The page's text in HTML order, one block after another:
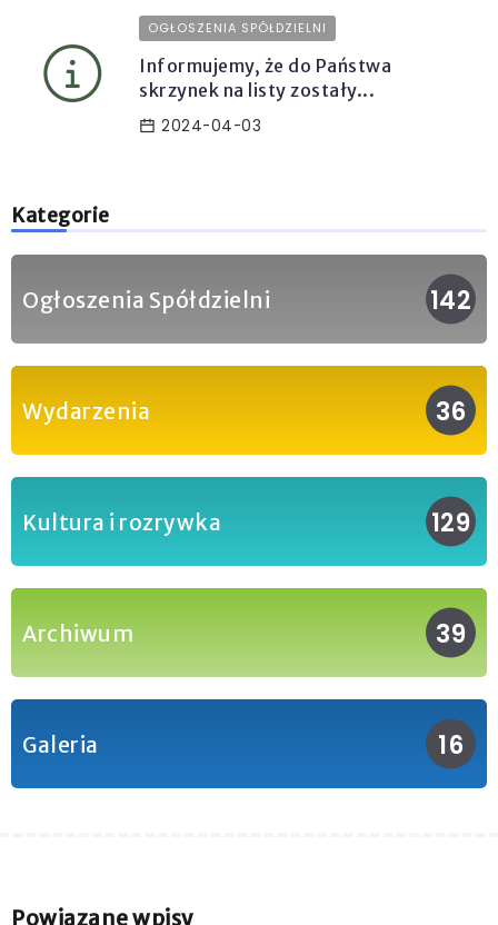
OGŁOSZENIA SPÓŁDZIELNI
Informujemy, że do Państwa
skrzynek na listy zostały...
2024-04-03
Kategorie
Ogłoszenia Spółdzielni 142
Wydarzenia 36
Kultura i rozrywka 129
Archiwum 39
Galeria 16
Powiązane wpisy